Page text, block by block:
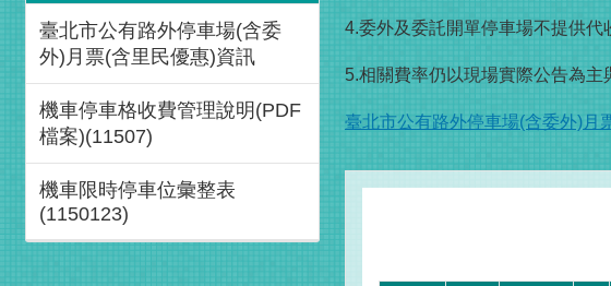
臺北市公有路外停車場(含委
外)月票(含里民優惠)資訊
機車停車格收費管理說明(PDF
檔案)(11507)
機車限時停車位彙整表
(1150123)
4.委外及委託開單停車場不提供代
5.相關費率仍以現場實際公告為
臺北市公有路外停車場(含委外)月